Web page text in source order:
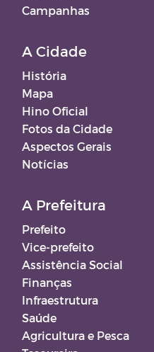
Campanhas
A Cidade
História
Mapa
Hino Oficial
Fotos da Cidade
Aspectos Gerais
Notícias
A Prefeitura
Prefeito
Vice-prefeito
Assistência Social
Finanças
Infraestrutura
Saúde
Agricultura e Pesca